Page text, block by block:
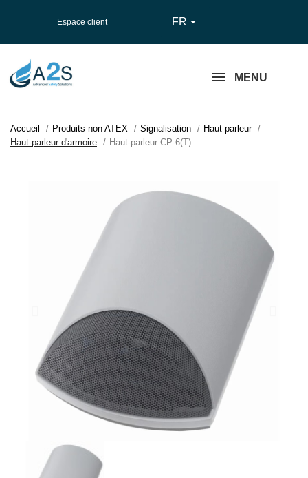
Espace client FR 
MENU
Accueil Produits non ATEX Signalisation
Haut-parleur
Haut-parleur d'armoire
Haut-parleur CP-6(T)